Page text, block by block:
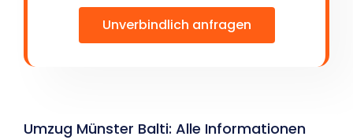
Unverbindlich anfragen
Umzug Münster Balti: Alle Informationen